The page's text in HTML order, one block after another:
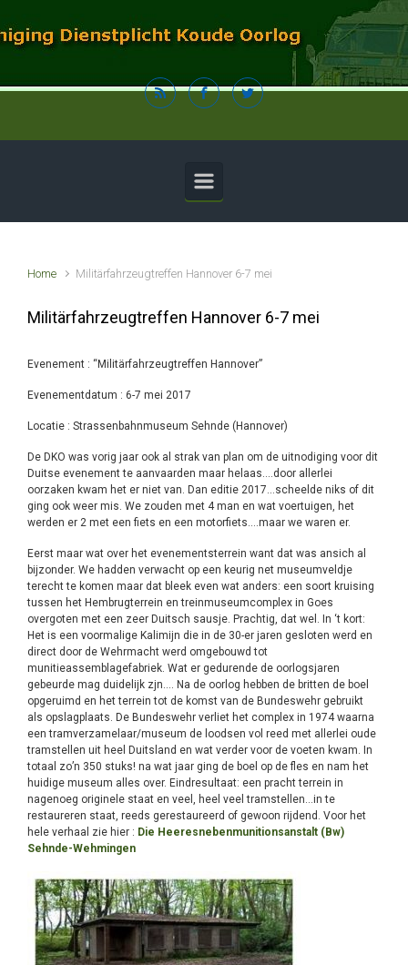
Home Militärfahrzeugtreffen Hannover 6-7 mei
Militärfahrzeugtreffen Hannover 6-7 mei
Evenement : “Militärfahrzeugtreffen Hannover”
Evenementdatum : 6-7 mei 2017
Locatie : Strassenbahnmuseum Sehnde (Hannover)
De DKO was vorig jaar ook al strak van plan om de uitnodiging voor dit
Duitse evenement te aanvaarden maar helaas….door allerlei
oorzaken kwam het er niet van. Dan editie 2017…scheelde niks of dit
ging ook weer mis. We zouden met 4 man en wat voertuigen, het
werden er 2 met een fiets en een motorfiets….maar we waren er.
Eerst maar wat over het evenementsterrein want dat was ansich al
bijzonder. We hadden verwacht op een keurig net museumveldje
terecht te komen maar dat bleek even wat anders: een soort kruising
tussen het Hembrugterrein en treinmuseumcomplex in Goes
overgoten met een zeer Duitsch sausje. Prachtig, dat wel. In ‘t kort:
Het is een voormalige Kalimijn die in de 30-er jaren gesloten werd en
direct door de Wehrmacht werd omgebouwd tot
munitieassemblagefabriek. Wat er gedurende de oorlogsjaren
gebeurde mag duidelijk zjn…. Na de oorlog hebben de britten de boel
opgeruimd en het terrein tot de komst van de Bundeswehr gebruikt
als opslagplaats. De Bundeswehr verliet het complex in 1974 waarna
een tramverzamelaar/museum de loodsen vol reed met allerlei oude
tramstellen uit heel Duitsland en wat verder voor de voeten kwam. In
totaal zo’n 350 stuks! na wat jaar ging de boel op de fles en nam het
huidige museum alles over. Eindresultaat: een pracht terrein in
nagenoeg originele staat en veel, heel veel tramstellen…in te
restaureren staat, reeds gerestaureerd of gewoon rijdend. Voor het
hele verhaal zie hier : Die Heeresnebenmunitionsanstalt (Bw)
Sehnde-Wehmingen